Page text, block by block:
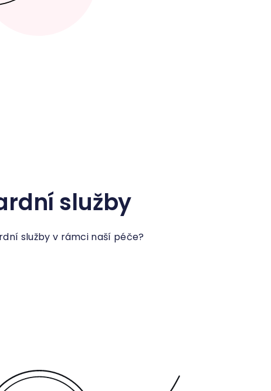
služby
služby v rámci naší péče?